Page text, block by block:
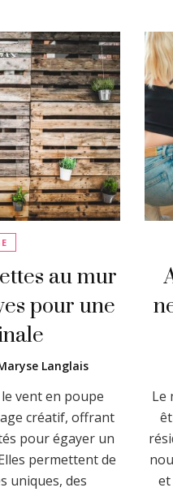
au mur
pour une
Langlais
vent en poupe
créatif, offrant
pour égayer un
permettent de
uniques, des
Le